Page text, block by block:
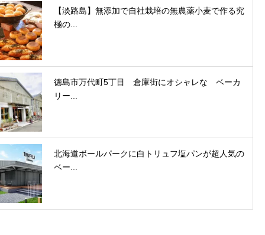
【淡路島】無添加で自社栽培の無農薬小麦で作る究
極の...
徳島市万代町5丁目 倉庫街にオシャレな ベーカ
リー...
北海道ボールパークに白トリュフ塩パンが超人気の
ベー...